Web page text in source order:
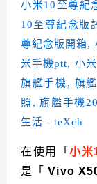
在使用「小米
是「Vivo